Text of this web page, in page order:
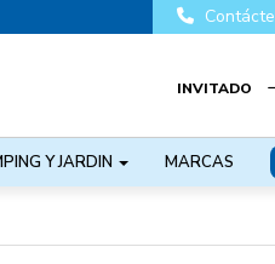
INVITADO
Y JARDIN MARCAS